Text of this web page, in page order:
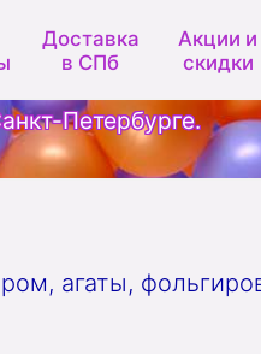
Доставка
в СПб
Акции и
скидки
Петербурге.
агаты,